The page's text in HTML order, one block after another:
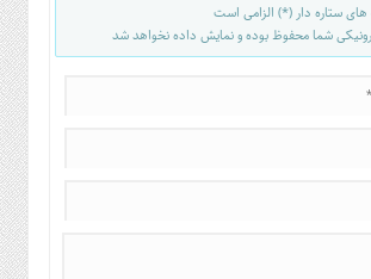
ستاره دار (*) الزامی است
شما محفوظ بوده و نمایش داده نخواهد شد